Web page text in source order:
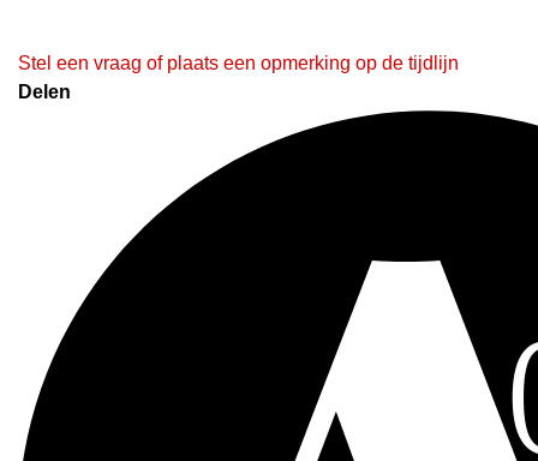
Stel een vraag of plaats een opmerking op de tijdlijn
Delen